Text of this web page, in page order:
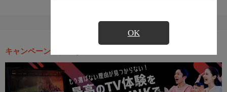
OK
キャンペーン・お得な情報